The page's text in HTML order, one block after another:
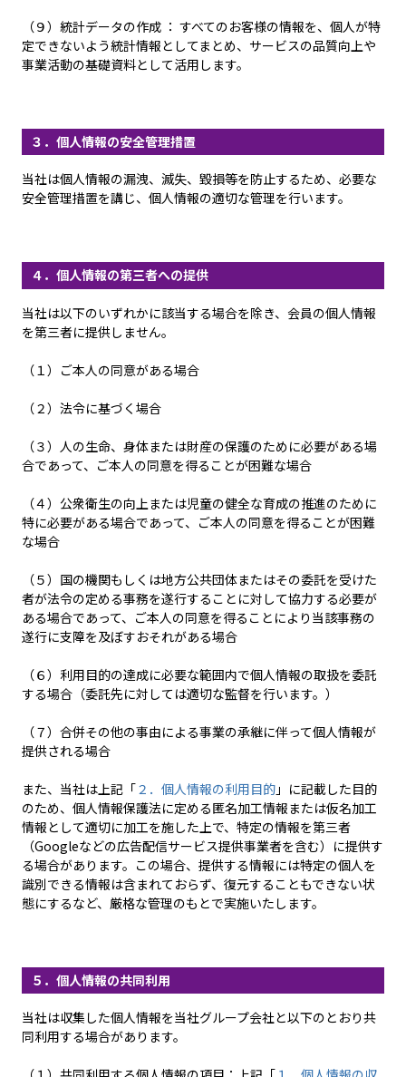
（９）統計データの作成 ： すべてのお客様の情報を、個人が特
定できないよう統計情報としてまとめ、サービスの品質向上や
事業活動の基礎資料として活用します。
３．個人情報の安全管理措置
当社は個人情報の漏洩、滅失、毀損等を防止するため、必要な
安全管理措置を講じ、個人情報の適切な管理を行います。
４．個人情報の第三者への提供
当社は以下のいずれかに該当する場合を除き、会員の個人情報
を第三者に提供しません。
（１）ご本人の同意がある場合
（２）法令に基づく場合
（３）人の生命、身体または財産の保護のために必要がある場
合であって、ご本人の同意を得ることが困難な場合
（４）公衆衛生の向上または児童の健全な育成の推進のために
特に必要がある場合であって、ご本人の同意を得ることが困難
な場合
（５）国の機関もしくは地方公共団体またはその委託を受けた
者が法令の定める事務を遂行することに対して協力する必要が
ある場合であって、ご本人の同意を得ることにより当該事務の
遂行に支障を及ぼすおそれがある場合
（６）利用目的の達成に必要な範囲内で個人情報の取扱を委託
する場合（委託先に対しては適切な監督を行います。）
（７）合併その他の事由による事業の承継に伴って個人情報が
提供される場合
また、当社は上記「２．個人情報の利用目的」に記載した目的
のため、個人情報保護法に定める匿名加工情報または仮名加工
情報として適切に加工を施した上で、特定の情報を第三者
（Googleなどの広告配信サービス提供事業者を含む）に提供す
る場合があります。この場合、提供する情報には特定の個人を
識別できる情報は含まれておらず、復元することもできない状
態にするなど、厳格な管理のもとで実施いたします。
５．個人情報の共同利用
当社は収集した個人情報を当社グループ会社と以下のとおり共
同利用する場合があります。